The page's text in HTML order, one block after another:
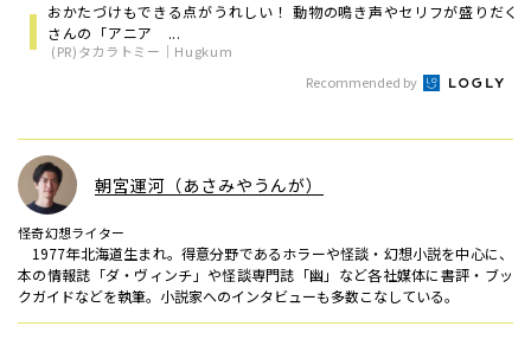
おかたづけもできる点がうれしい！ 動物の鳴き声やセリフが盛りだく
さんの「アニア ...
(PR)タカラトミー｜Hugkum
Recommended by
朝宮運河（あさみやうんが）
怪奇幻想ライター
1977年北海道生まれ。得意分野であるホラーや怪談・幻想小説を中心に、
本の情報誌「ダ・ヴィンチ」や怪談専門誌「幽」など各社媒体に書評・ブッ
クガイドなどを執筆。小説家へのインタビューも多数こなしている。